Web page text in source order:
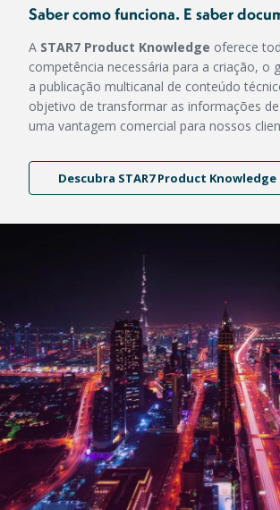
Saber como funciona. E saber
A STAR7 Product Knowledge oferece
competência necessária para a criação, o
a publicação multicanal de conteúdo
objetivo de transformar as informações
uma vantagem comercial para nossos
Descubra STAR7 Product Knowledge